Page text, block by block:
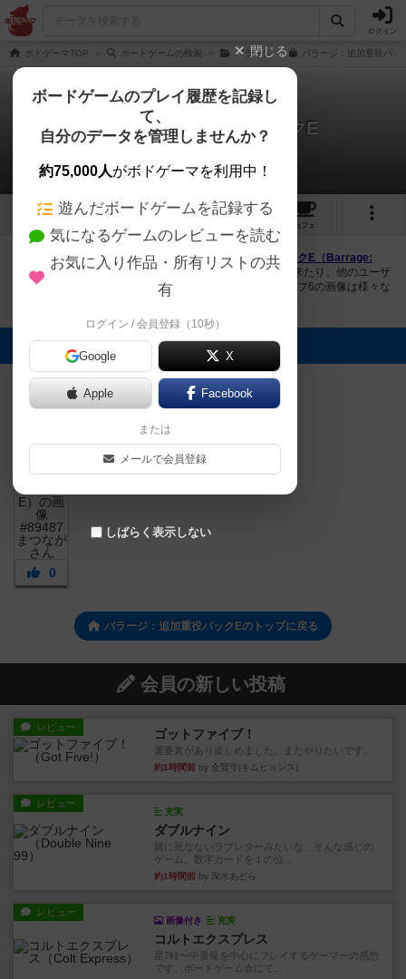
ログイン
ボドゲーマTOP ボードゲームの検索 バラージ バラージ：追加重役パ
バラージ：追加重役パックE
1件の画像
1
カフェ
ボドゲーマにログインすると、 「バラージ：追加重役パックE（Barrage:
Executive Officer Promo E）」 の画像をアップロード出来たり、他のユーザ
ーの投稿画像に評価を付けることができます。また、トップ6の画像は様々な
トップに表示される画像
まつなが
0
バラージ：追加重役パックEのトップに戻る
会員の新しい投稿
レビュー ゴットファイブ！
運要素があり楽しめました。またやりたいです。
約1時間前 by 金賢守(キムヒョンス)
レビュー
充実
ダブルナイン
雑に死なないラブレターみたいな、そんな感じの
ゲーム。数字カードを１の位...
約1時間前 by 深水あどら
レビュー
画像付き 充実
コルトエクスプレス
星7軽〜中量級を中心にプレイするゲーマーの感想
です。ボードゲーム会にて...
閉じる
ボードゲームのプレイ履歴を記録し
て、
自分のデータを管理しませんか？
約75,000人がボドゲーマを利用中！
遊んだボードゲームを記録する
気になるゲームのレビューを読む
お気に入り作品・所有リストの共
有
ログイン / 会員登録（10秒）
Google X
Apple Facebook
または
メールで会員登録
しばらく表示しない